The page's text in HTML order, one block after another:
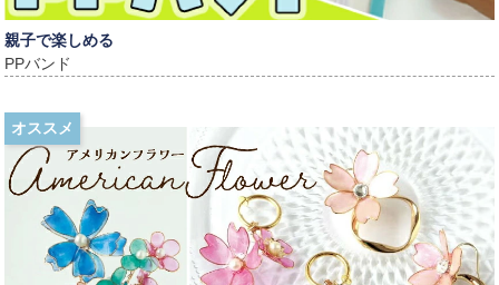
親子で楽しめる
PPバンド
オススメ